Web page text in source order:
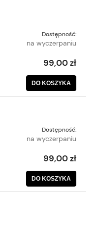
Dostępność:
na wyczerpaniu
99,00 zł
DO KOSZYKA
Dostępność:
na wyczerpaniu
99,00 zł
DO KOSZYKA